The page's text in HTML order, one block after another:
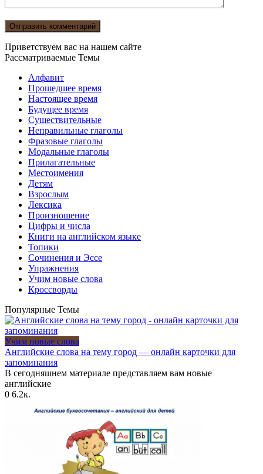
Приветствуем вас на нашем сайте
Рассматриваемые Темы
Алфавит
Прошедшее время
Настоящее время
Будущее время
Существительные
Неправильные глаголы
Фразовые глаголы
Модальные глаголы
Прилагательные
Местоимения
Детям
Взрослым
Лексика
Произношение
Цифры и числа
Книги на английском языке
Топики
Сочинения и Эссе
Упражнения
Учим новые слова
Кроссворды
Популярные Темы
Учим новые слова
Английские слова на тему город — онлайн карточки для
запоминания
В сегодняшнем материале представляем вам новые
английские
0 6.2к.